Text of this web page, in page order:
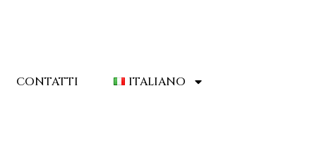
CONTATTI ITALIANO